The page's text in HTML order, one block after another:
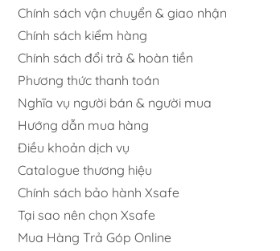
Chính sách vận chuyển & giao nhận
Chính sách kiểm hàng
Chính sách đổi trả & hoàn tiền
Phương thức thanh toán
Nghĩa vụ người bán & người mua
Hướng dẫn mua hàng
Điều khoản dịch vụ
Catalogue thương hiệu
Chính sách bảo hành Xsafe
Tại sao nên chọn Xsafe
Mua Hàng Trả Góp Online